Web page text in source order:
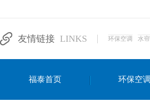
友情链接 LINKS 环保空调 水
福泰首页 环保空调